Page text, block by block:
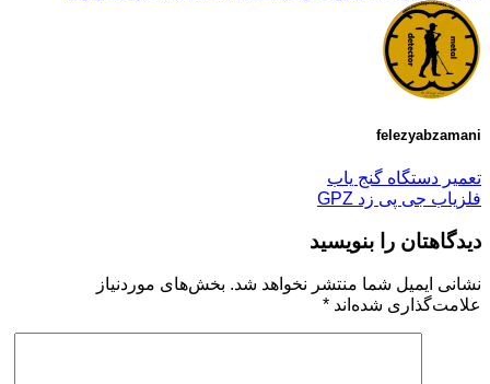
felezyabzamani
تعمیر دستگاه گنج یاب
فلزیاب جی پی زد GPZ
دیدگاهتان را بنویسید
نشانی ایمیل شما منتشر نخواهد شد. بخش‌های موردنیاز
علامت‌گذاری شده‌اند *